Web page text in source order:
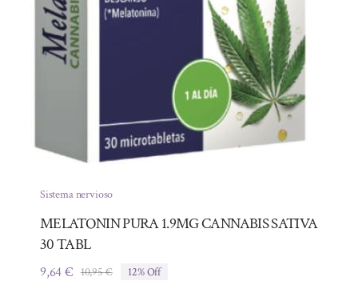
Sistema nervioso
MELATONIN PURA 1.9MG CANNABIS SATIVA
30 TABL
10,95€El
9,64€
El
12% Off